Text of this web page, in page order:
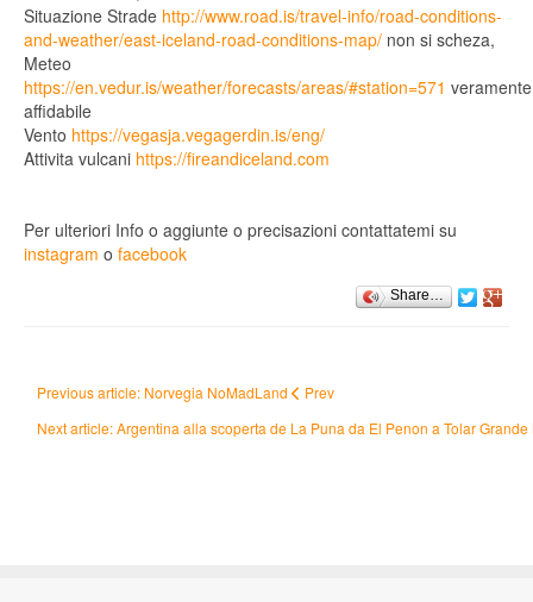
Situazione Strade http://www.road.is/travel-info/road-conditions-
and-weather/east-iceland-road-conditions-map/ non si scheza,
Meteo
https://en.vedur.is/weather/forecasts/areas/#station=571 veramente
affidabile
Vento https://vegasja.vegagerdin.is/eng/
Attivita vulcani https://fireandiceland.com
Per ulteriori Info o aggiunte o precisazioni contattatemi su
instagram o facebook
Share…
Previous article: Norvegia NoMadLand
Prev
Next article: Argentina alla scoperta de La Puna da El Penon a Tolar Grande